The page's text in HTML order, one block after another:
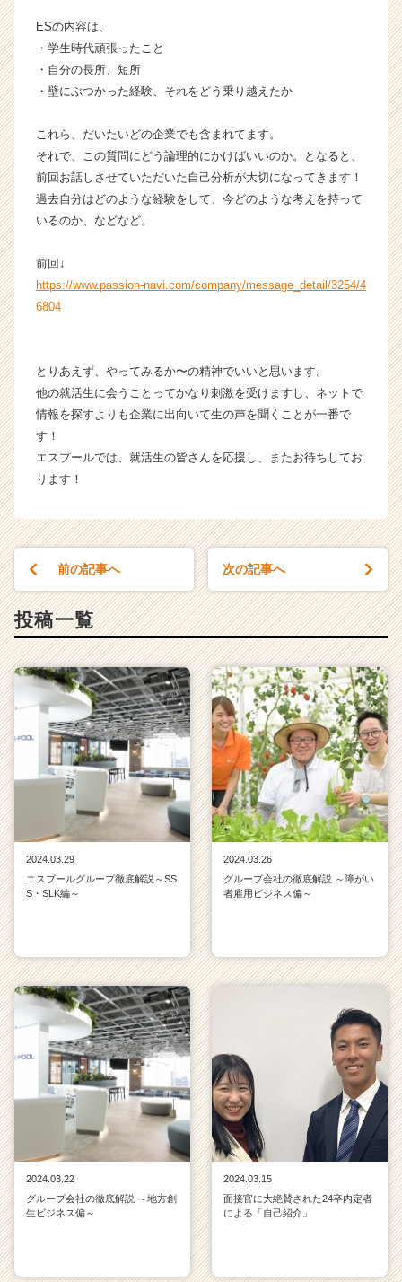
活
イ
ア
キ
ャ
リ
e
r
e
e
ESの内容は、
・学生時代頑張ったこと
・自分の長所、短所
・壁にぶつかった経験、それをどう乗り越えたか
これら、だいたいどの企業でも含まれてます。
それで、この質問にどう論理的にかけばいいのか。となると、
前回お話しさせていただいた自己分析が大切になってきます！
過去自分はどのような経験をして、今どのような考えを持って
いるのか、などなど。
前回↓
https://www.passion-navi.com/company/message_detail/3254/4
6804
とりあえず、やってみるか〜の精神でいいと思います。
他の就活生に会うことってかなり刺激を受けますし、ネットで
情報を探すよりも企業に出向いて生の声を聞くことが一番で
す！
エスプールでは、就活生の皆さんを応援し、またお待ちしてお
ります！
前の記事へ 次の記事へ
投稿一覧
2024.03.29
エスプールグループ徹底解説～SS
S・SLK編～
2024.03.26
グループ会社の徹底解説 ～障がい
者雇用ビジネス偏～
2024.03.22
グループ会社の徹底解説 ～地方創
生ビジネス偏～
2024.03.15
面接官に大絶賛された24卒内定者
による「自己紹介」